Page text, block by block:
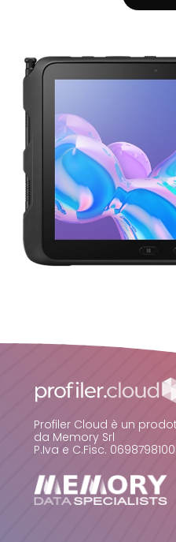
Profiler Cloud è un
da Memory Srl
P.Iva e C.Fisc.